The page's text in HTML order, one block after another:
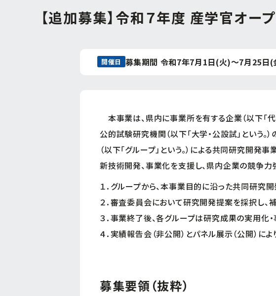
トランスフォーメーション
【追加募集】令和７年度 産学官オ
開催日 募集期間 令和7年7月1日(火)～7月25日(
本事業は、県内に事業所を有する企業（以下「
公的試験研究機関（以下「大学・公設試」という
（以下「グループ」という。）による共同研究開発
新技術開発、事業化を支援し、県内企業の競争力
１．グループから、本事業目的に沿った共同研究
２．審査委員会において研究開発提案を採択し、
３．事業終了後、各グループは研究成果の実用化
４．実績報告会（非公開）とパネル展示（公開）に
募集要領（抜粋）